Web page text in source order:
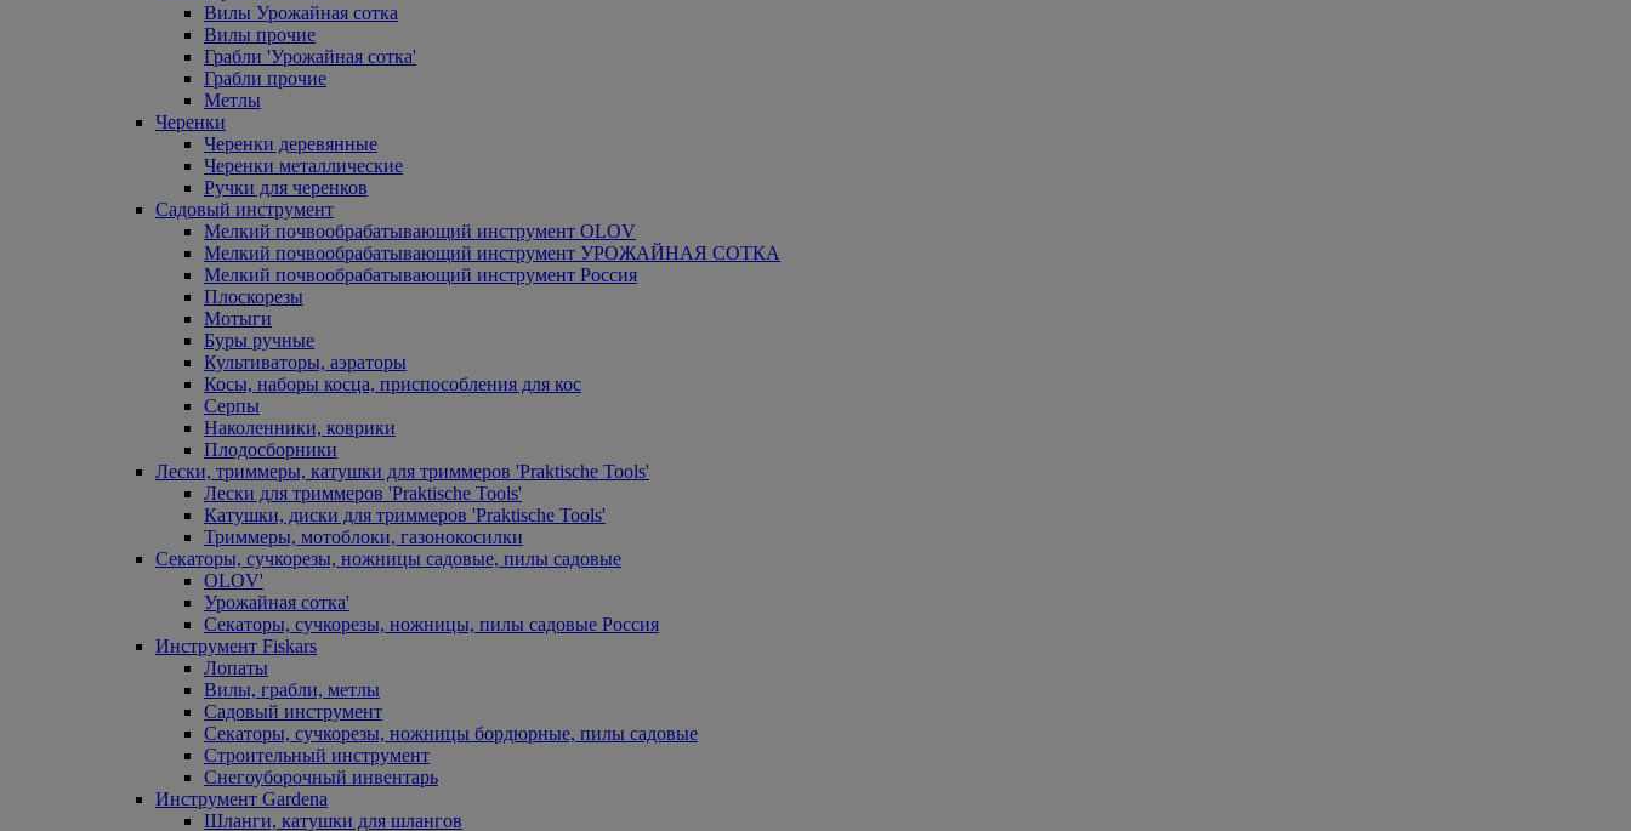
Вилы Урожайная сотка
Вилы прочие
Грабли 'Урожайная сотка'
Грабли прочие
Метлы
Черенки
Черенки деревянные
Черенки металлические
Ручки для черенков
Садовый инструмент
Мелкий почвообрабатывающий инструмент OLOV
Мелкий почвообрабатывающий инструмент УРОЖАЙНАЯ СОТКА
Мелкий почвообрабатывающий инструмент Россия
Плоскорезы
Мотыги
Буры ручные
Культиваторы, аэраторы
Косы, наборы косца, приспособления для кос
Серпы
Наколенники, коврики
Плодосборники
Лески, триммеры, катушки для триммеров 'Praktische Tools'
Лески для триммеров 'Praktische Tools'
Катушки, диски для триммеров 'Praktische Tools'
Триммеры, мотоблоки, газонокосилки
Секаторы, сучкорезы, ножницы садовые, пилы садовые
OLOV'
Урожайная сотка'
Секаторы, сучкорезы, ножницы, пилы садовые Россия
Инструмент Fiskars
Лопаты
Вилы, грабли, метлы
Садовый инструмент
Секаторы, сучкорезы, ножницы бордюрные, пилы садовые
Строительный инструмент
Снегоуборочный инвентарь
Инструмент Gardena
Шланги, катушки для шлангов